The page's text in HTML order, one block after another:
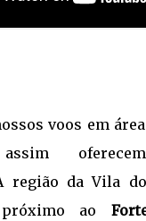
voos em
região da Vila
próximo ao